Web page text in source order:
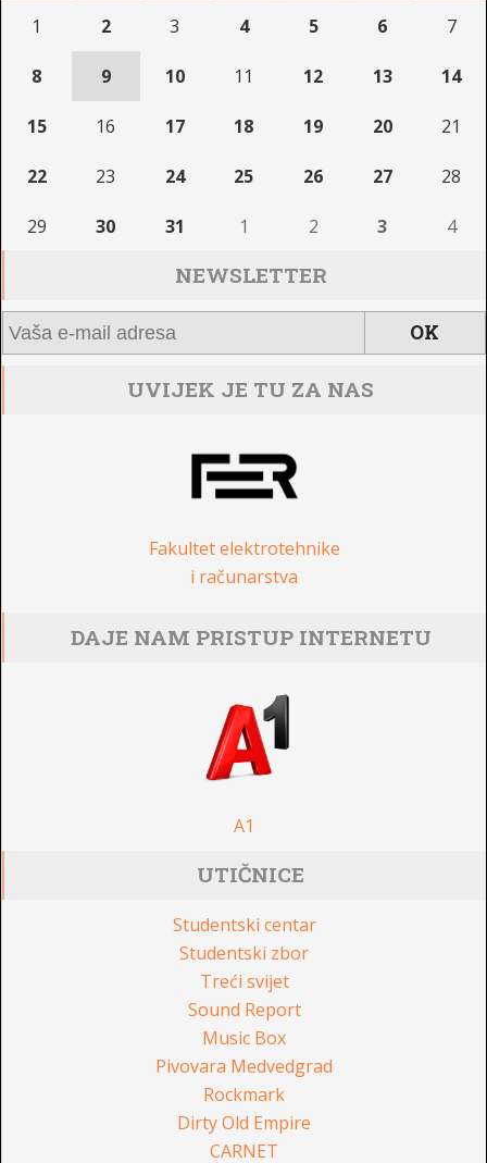
1 2 3 4 5 6 7
8 9 10 11 12 13 14
15 16 17 18 19 20 21
22 23 24 25 26 27 28
29 30 31 1 2 3 4
NEWSLETTER
UVIJEK JE TU ZA NAS
Fakultet elektrotehnike
i računarstva
DAJE NAM PRISTUP INTERNETU
A1
UTIČNICE
Studentski centar
Studentski zbor
Treći svijet
Sound Report
Music Box
Pivovara Medvedgrad
Rockmark
Dirty Old Empire
CARNET